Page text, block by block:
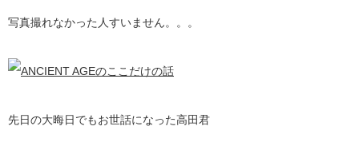
写真撮れなかった人すいません。。。
先日の大晦日でもお世話になった高田君